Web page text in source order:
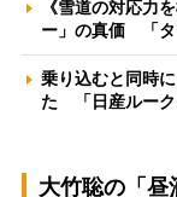
《雪道の対応力
ー」の真価 「
乗り込むと同時
た 「日産ルー
大竹聡の「昼